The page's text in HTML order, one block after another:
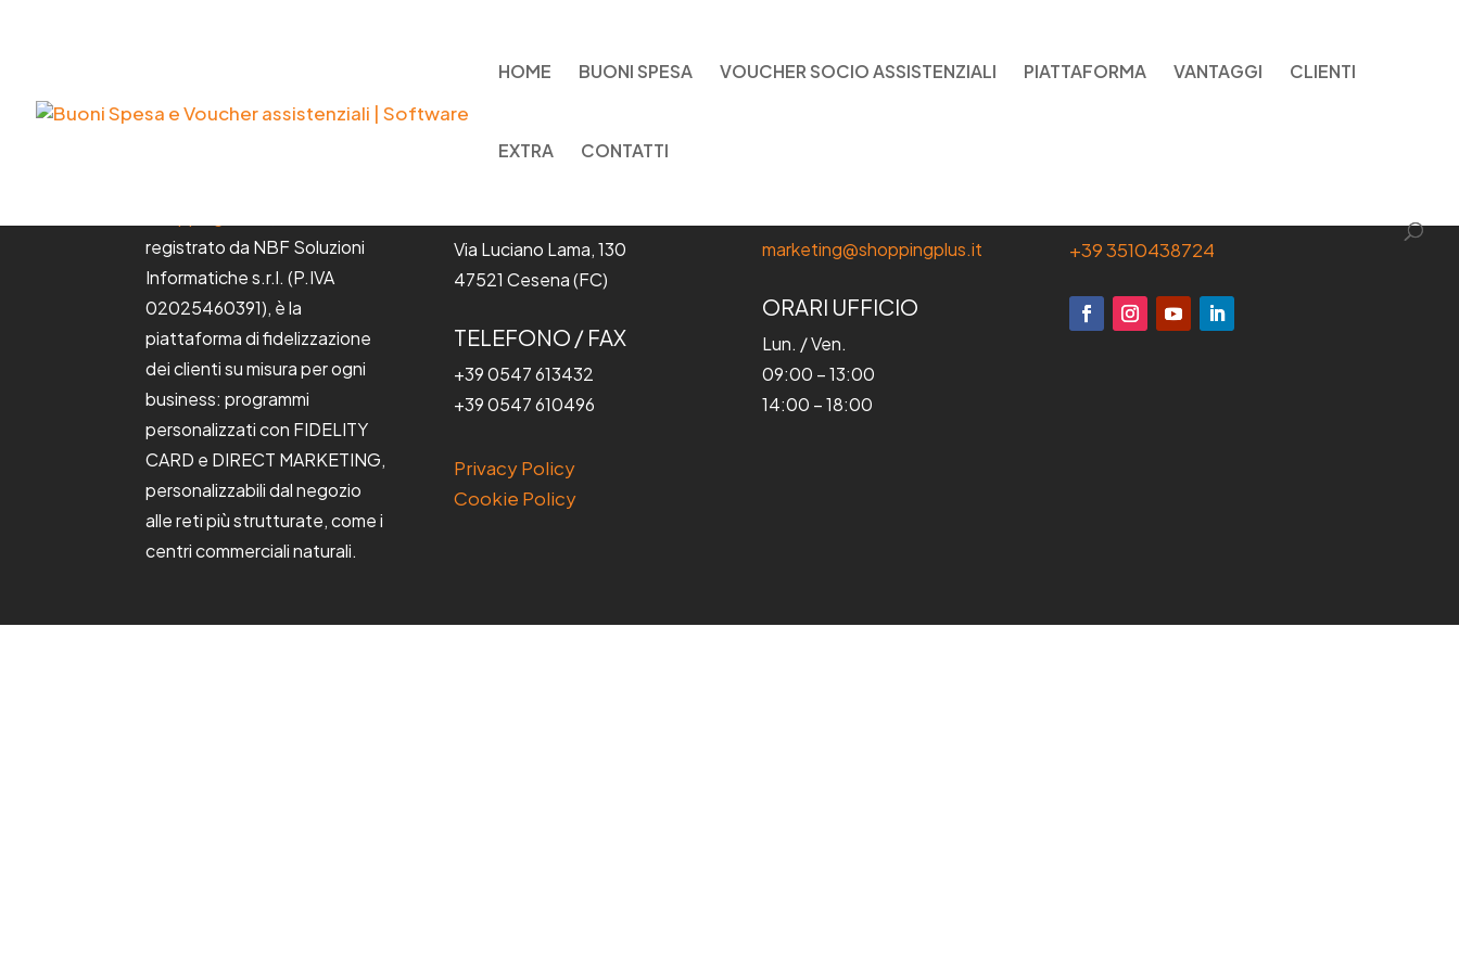
HOME BUONI SPESA VOUCHER SOCIO ASSISTENZIALI PIATTAFORMA VANTAGGI CLIENTI
EXTRA CONTATTI
registrato da NBF Soluzioni
Informatiche s.r.l. (P.IVA
02025460391), è la
piattaforma di fidelizzazione
dei clienti su misura per ogni
business: programmi
personalizzati con FIDELITY
CARD e DIRECT MARKETING,
personalizzabili dal negozio
alle reti più strutturate, come i
centri commerciali naturali.
Via Luciano Lama, 130
47521 Cesena (FC)
TELEFONO / FAX
+39 0547 613432
+39 0547 610496
Privacy Policy
Cookie Policy
marketing@shoppingplus.it
ORARI UFFICIO
Lun. / Ven.
09:00 – 13:00
14:00 – 18:00
+39 3510438724